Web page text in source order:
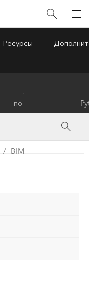
Ресурсы
по
инструментам
BIM